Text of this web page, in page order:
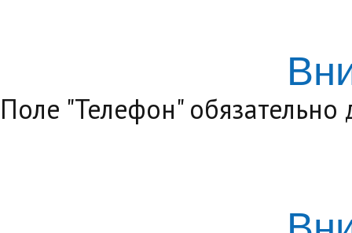
Поле "Телефон" обязательно